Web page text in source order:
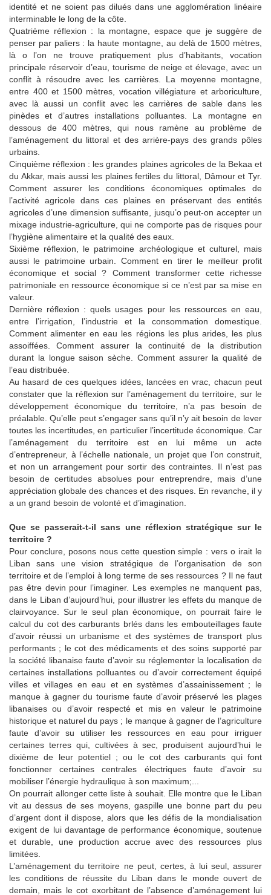
identité et ne soient pas dilués dans une agglomération linéaire
interminable le long de la côte.
Quatrième réflexion : la montagne, espace que je suggère de
penser par paliers : la haute montagne, au delà de 1500 mètres,
là o l’on ne trouve pratiquement plus d’habitants, vocation
principale réservoir d’eau, tourisme de neige et élevage, avec un
conflit à résoudre avec les carrières. La moyenne montagne,
entre 400 et 1500 mètres, vocation villégiature et arboriculture,
avec là aussi un conflit avec les carrières de sable dans les
pinèdes et d’autres installations polluantes. La montagne en
dessous de 400 mètres, qui nous ramène au problème de
l’aménagement du littoral et des arrière-pays des grands pôles
urbains.
Cinquième réflexion : les grandes plaines agricoles de la Bekaa et
du Akkar, mais aussi les plaines fertiles du littoral, Dâmour et Tyr.
Comment assurer les conditions économiques optimales de
l’activité agricole dans ces plaines en préservant des entités
agricoles d’une dimension suffisante, jusqu’o peut-on accepter un
mixage industrie-agriculture, qui ne comporte pas de risques pour
l’hygiène alimentaire et la qualité des eaux.
Sixième réflexion, le patrimoine archéologique et culturel, mais
aussi le patrimoine urbain. Comment en tirer le meilleur profit
économique et social ? Comment transformer cette richesse
patrimoniale en ressource économique si ce n’est par sa mise en
valeur.
Dernière réflexion : quels usages pour les ressources en eau,
entre l’irrigation, l’industrie et la consommation domestique.
Comment alimenter en eau les régions les plus arides, les plus
assoiffées. Comment assurer la continuité de la distribution
durant la longue saison sèche. Comment assurer la qualité de
l’eau distribuée.
Au hasard de ces quelques idées, lancées en vrac, chacun peut
constater que la réflexion sur l’aménagement du territoire, sur le
développement économique du territoire, n’a pas besoin de
préalable. Qu’elle peut s’engager sans qu’il n’y ait besoin de lever
toutes les incertitudes, en particulier l’incertitude économique. Car
l’aménagement du territoire est en lui même un acte
d’entrepreneur, à l’échelle nationale, un projet que l’on construit,
et non un arrangement pour sortir des contraintes. Il n’est pas
besoin de certitudes absolues pour entreprendre, mais d’une
appréciation globale des chances et des risques. En revanche, il y
a un grand besoin de volonté et d’imagination.
Que se passerait-t-il sans une réflexion stratégique sur le
territoire ?
Pour conclure, posons nous cette question simple : vers o irait le
Liban sans une vision stratégique de l’organisation de son
territoire et de l’emploi à long terme de ses ressources ? Il ne faut
pas être devin pour l’imaginer. Les exemples ne manquent pas,
dans le Liban d’aujourd’hui, pour illustrer les effets du manque de
clairvoyance. Sur le seul plan économique, on pourrait faire le
calcul du cot des carburants brlés dans les embouteillages faute
d’avoir réussi un urbanisme et des systèmes de transport plus
performants ; le cot des médicaments et des soins supporté par
la société libanaise faute d’avoir su réglementer la localisation de
certaines installations polluantes ou d’avoir correctement équipé
villes et villages en eau et en systèmes d’assainissement ; le
manque à gagner du tourisme faute d’avoir préservé les plages
libanaises ou d’avoir respecté et mis en valeur le patrimoine
historique et naturel du pays ; le manque à gagner de l’agriculture
faute d’avoir su utiliser les ressources en eau pour irriguer
certaines terres qui, cultivées à sec, produisent aujourd’hui le
dixième de leur potentiel ; ou le cot des carburants qui font
fonctionner certaines centrales électriques faute d’avoir su
mobiliser l’énergie hydraulique à son maximum;...
On pourrait allonger cette liste à souhait. Elle montre que le Liban
vit au dessus de ses moyens, gaspille une bonne part du peu
d’argent dont il dispose, alors que les défis de la mondialisation
exigent de lui davantage de performance économique, soutenue
et durable, une production accrue avec des ressources plus
limitées.
L’aménagement du territoire ne peut, certes, à lui seul, assurer
les conditions de réussite du Liban dans le monde ouvert de
demain, mais le cot exorbitant de l’absence d’aménagement lui